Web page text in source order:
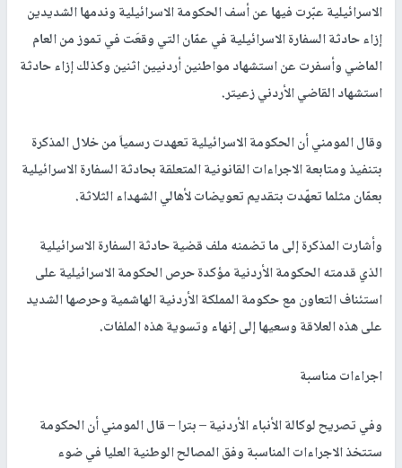
الاسرائيلية عبّرت فيها عن أسف الحكومة الاسرائيلية وندمها الشديدين
إزاء حادثة السفارة الاسرائيلية في عمّان التي وقعَت في تموز من العام
الماضي وأسفرت عن استشهاد مواطنين أردنيين اثنين وكذلك إزاء حادثة
استشهاد القاضي الأردني زعيتر.
وقال المومني أن الحكومة الاسرائيلية تعهدت رسمياَ من خلال المذكرة
بتنفيذ ومتابعة الاجراءات القانونية المتعلقة بحادثة السفارة الاسرائيلية
بعمّان مثلما تعهّدت بتقديم تعويضات لأهالي الشهداء الثلاثة.
وأشارت المذكرة إلى ما تضمنه ملف قضية حادثة السفارة الاسرائيلية
الذي قدمته الحكومة الأردنية مؤكدة حرص الحكومة الاسرائيلية على
استئناف التعاون مع حكومة المملكة الأردنية الهاشمية وحرصها الشديد
على هذه العلاقة وسعيها إلى إنهاء وتسوية هذه الملفات.
اجراءات مناسبة
وفي تصريح لوكالة الأنباء الأردنية – بترا – قال المومني أن الحكومة
ستتخذ الاجراءات المناسبة وفق المصالح الوطنية العليا في ضوء